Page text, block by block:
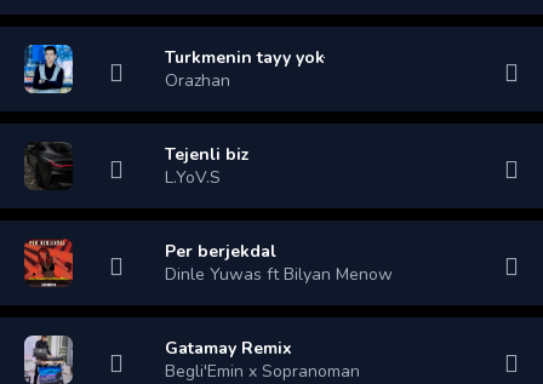
Turkmenin tayy yok
Orazhan
Tejenli biz
L.YoV.S
Per berjekdal
Dinle Yuwas ft Bilyan Menow
Gatamay Remix
Begli'Emin x Sopranoman